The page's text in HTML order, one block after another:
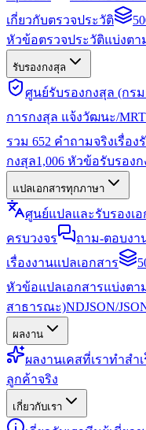
เกี่ยวกับตรวจประวัติ
หัวข้อตรวจประวัติแบ่งตา
รับรองกงสุล
ศูนย์รับรองกงสุล (กร
การกงสุล แจ้งวัฒนะ/MRT
รวม 652 คำถามจริงเรื่อง
กงสุล1,006 หัวข้อรับรอง
แปลเอกสารทุกภาษา
ศูนย์แปลและรับรองเอ
ครบวงจร
ถาม-ตอบงา
เรื่องงานแปลเอกสาร
หัวข้อแปลเอกสารแบ่งตา
สาธารณะ)NDJSON/
ผลงาน
ผลงานเคสที่เราทำสำเ
ลูกค้าจริง
เกี่ยวกับเรา